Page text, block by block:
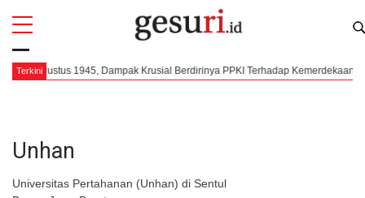
Terkini
Krusial Berdirinya PPKI Terhadap Kemerdekaan Indonesia
Unhan
Universitas Pertahanan (Unhan) di Sentul
All